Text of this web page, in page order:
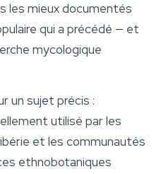
les mieux documentés
qui a précédé — et
mycologique
un sujet précis :
utilisé par les
et les communautés
ethnobotaniques